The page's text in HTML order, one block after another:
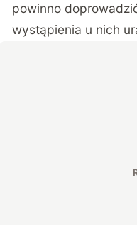
powinno
wystąpienia u nich